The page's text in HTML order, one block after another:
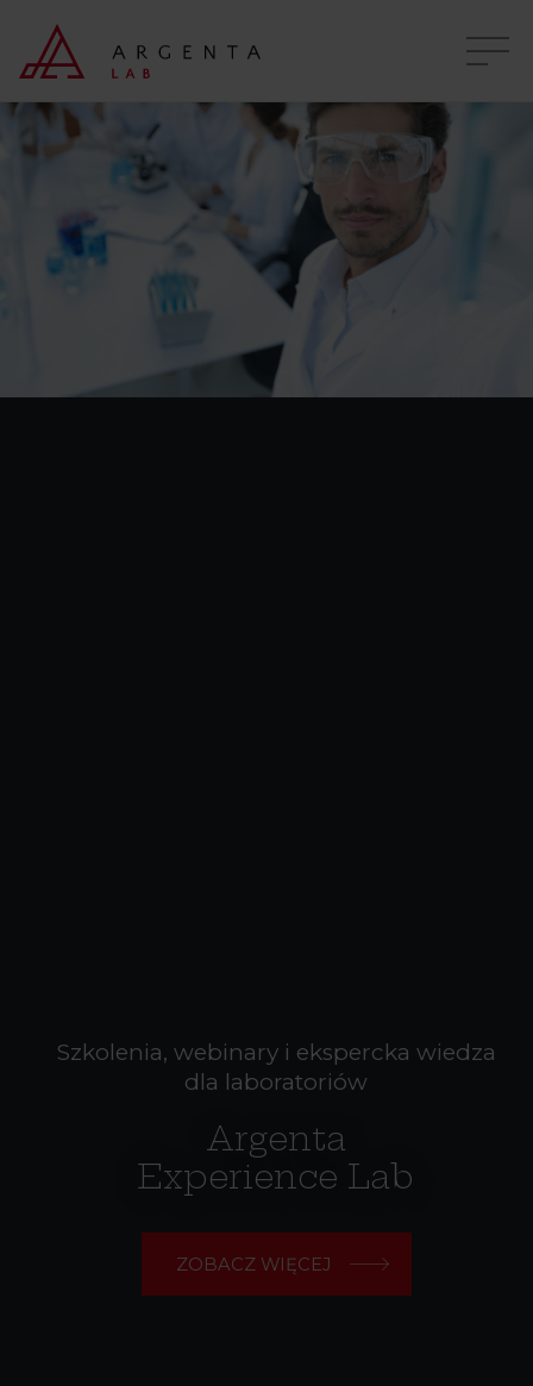
Szkolenia, webinary i ekspercka wiedza
dla laboratoriów
Argenta
Experience Lab
ZOBACZ WIĘCEJ